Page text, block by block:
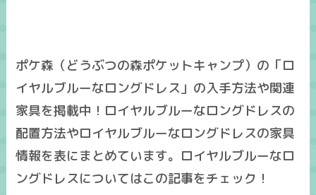
ポケ森（どうぶつの森ポケットキャンプ）の「ロ
イヤルブルーなロングドレス」の入手方法や関連
家具を掲載中！ロイヤルブルーなロングドレスの
配置方法やロイヤルブルーなロングドレスの家具
情報を表にまとめています。ロイヤルブルーなロ
ングドレスについてはこの記事をチェック！